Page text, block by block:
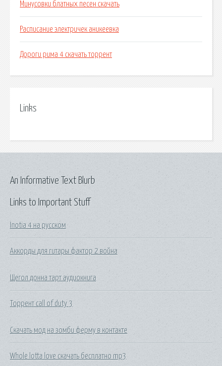
Минусовки блатных песен скачать
Расписание электричек аникеевка
Дороги рима 4 скачать торрент
Links
Links to Important Stuff
Inotia 4 на русском
Аккорды для гитары фактор 2 война
Щегол донна тарт аудиокнига
Торрент call of duty 3
Скачать мод на зомби ферму в контакте
Whole lotta love скачать бесплатно mp3
An Informative Text Blurb